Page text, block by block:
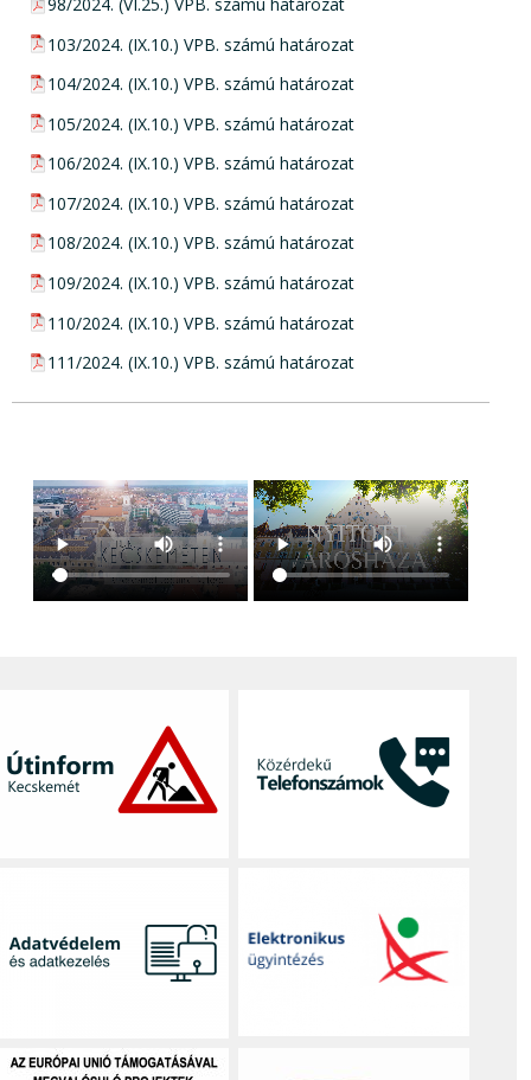
pdf csatolmány:
103/2024. (IX.10.) VPB. számú határozat
pdf csatolmány:
104/2024. (IX.10.) VPB. számú határozat
pdf csatolmány:
105/2024. (IX.10.) VPB. számú határozat
pdf csatolmány:
106/2024. (IX.10.) VPB. számú határozat
pdf csatolmány:
107/2024. (IX.10.) VPB. számú határozat
pdf csatolmány:
108/2024. (IX.10.) VPB. számú határozat
pdf csatolmány:
109/2024. (IX.10.) VPB. számú határozat
pdf csatolmány:
110/2024. (IX.10.) VPB. számú határozat
pdf csatolmány:
111/2024. (IX.10.) VPB. számú határozat